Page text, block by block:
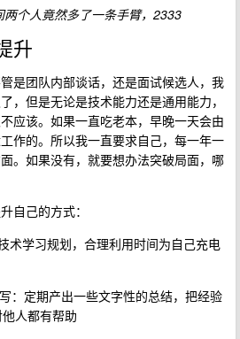
两个人竟然多了一条手臂，2333
升
是团队内部谈话，还是面试候选人，我
，但是无论是技术能力还是通用能力，
应该。如果一直吃老本，早晚一天会由
作的。所以我一直要求自己，每一年一
。如果没有，就要想办法突破局面，哪
自己的方式：
术学习规划，合理利用时间为自己充电
：定期产出一些文字性的总结，把经验
人都有帮助